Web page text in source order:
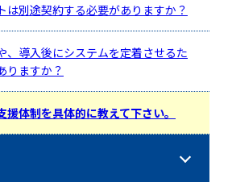
は別途契約する必要がありますか？
、導入後にシステムを定着させるた
りますか？
体制を具体的に教えて下さい。